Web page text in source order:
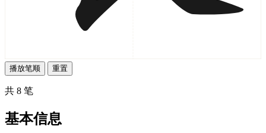
播放笔顺 重置
共 8 笔
基本信息